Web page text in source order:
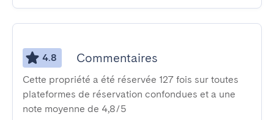
4.8 Commentaires
Cette propriété a été réservée 127 fois sur toutes
plateformes de réservation confondues et a une
note moyenne de 4,8/5